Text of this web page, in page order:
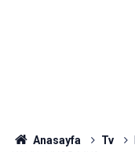
Anasayfa Tv